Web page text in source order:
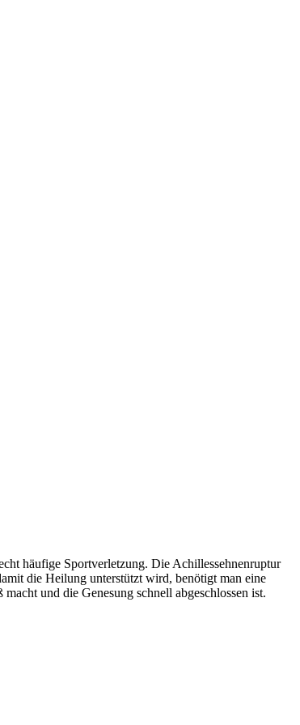
häufige Sportverletzung. Die Achillessehnenruptur
die Heilung unterstützt wird, benötigt man eine
und die Genesung schnell abgeschlossen ist.